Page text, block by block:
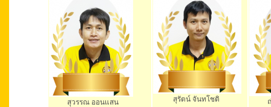
สุวรรณ ออนแสน สุรัตน์ จันทโชติ ณัฐ